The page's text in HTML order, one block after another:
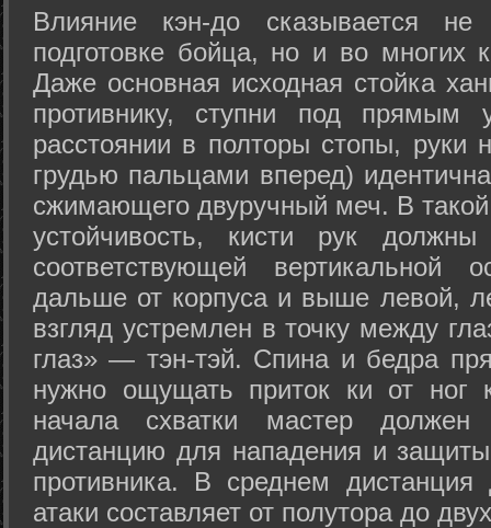
Влияние кэн-до сказывается не
подготовке бойца, но и во многих
Даже основная исходная стойка
противнику, ступни под прямым
расстоянии в полторы стопы, руки
грудью пальцами вперед)
сжимающего двуручный меч. В
устойчивость, кисти рук
соответствующей
дальше от корпуса и выше левой,
взгляд устремлен в точку между
глаз» — тэн-тэй. Спина и бедра
нужно ощущать приток ки от
начала схватки мастер должен
дистанцию для нападения и
противника. В среднем
атаки составляет от полутора до